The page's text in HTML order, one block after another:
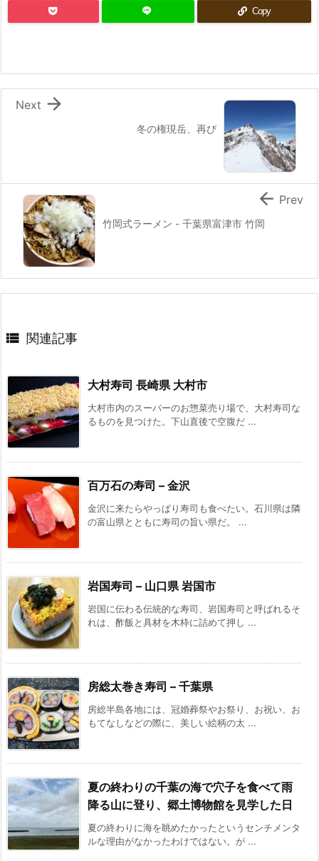
Copy
冬の権現岳、再び

Next
竹岡式ラーメン - 千葉県富津市 竹岡
 Prev
 関連記事
大村寿司 長崎県 大村市
大村市内のスーパーのお惣菜売り場で、大村寿司な
るものを見つけた。下山直後で空腹だ ...
百万石の寿司 – 金沢
金沢に来たらやっぱり寿司も食べたい。石川県は隣
の富山県とともに寿司の旨い県だ。 ...
岩国寿司 – 山口県 岩国市
岩国に伝わる伝統的な寿司、岩国寿司と呼ばれるそ
れは、酢飯と具材を木枠に詰めて押し ...
房総太巻き寿司 – 千葉県
房総半島各地には、冠婚葬祭やお祭り、お祝い、お
もてなしなどの際に、美しい絵柄の太 ...
夏の終わりの千葉の海で穴子を食べて雨
降る山に登り、郷土博物館を見学した日
夏の終わりに海を眺めたかったというセンチメンタ
ルな理由がなかったわけではない。が ...